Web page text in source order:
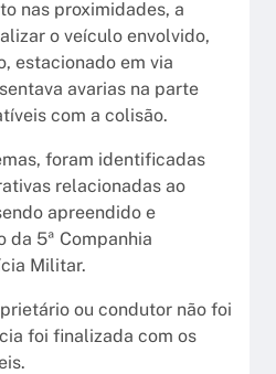
nas proximidades, a
o veículo envolvido,
estacionado em via
avarias na parte
com a colisão.
foram identificadas
relacionadas ao
apreendido e
da 5ª Companhia
Militar.
ou condutor não foi
foi finalizada com os